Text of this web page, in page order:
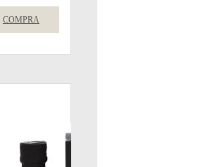
COMPRA